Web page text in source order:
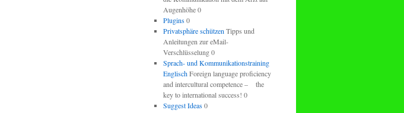
Augenhöhe 0
Plugins0
Privatsphäre schützen Tipps und
Anleitungen zur eMail-
Verschlüsselung 0
Sprach- und Kommunikationstraining
EnglischForeign language proficiency
and intercultural competence – the
key to international success! 0
Suggest Ideas0